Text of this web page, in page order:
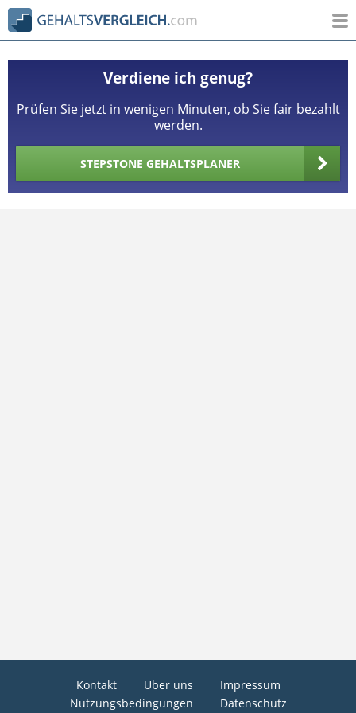
Verdiene ich genug?
Prüfen Sie jetzt in wenigen Minuten, ob Sie fair bezahlt
werden.
STEPSTONE GEHALTSPLANER
Kontakt Über uns
Impressum
Nutzungsbedingungen
Datenschutz